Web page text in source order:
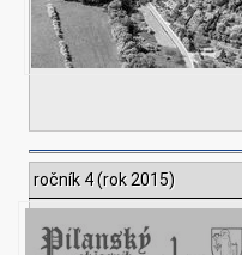
ročník 4 (rok 2015)